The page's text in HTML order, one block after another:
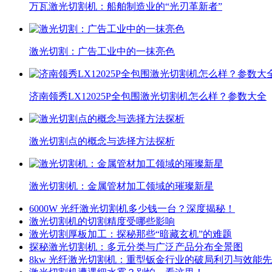
万瓦激光切割机：船舶制造业的“光刃革新者”
激光切割：广告工业中的一抹亮色
济南领秀LX12025P全包围激光切割机怎么样？参数大全
激光切割点的概念与选择方法探析
激光切割机：金属管材加工领域的璀璨新星
6000W 光纤激光切割机多少钱一台？深度揭秘！
激光切割机的切割精度受哪些影响
激光切割厚板加工：探秘那些“暗藏玄机”的难题
探秘激光切割机：多元分类与广泛产品分布全景图
8kw 光纤激光切割机：重型钣金行业的破局利刃与效能